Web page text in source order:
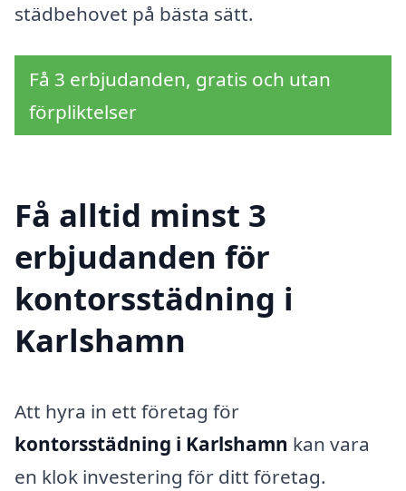
städbehovet på bästa sätt.
Få 3 erbjudanden, gratis och utan
förpliktelser
Få alltid minst 3
erbjudanden för
kontorsstädning i
Karlshamn
Att hyra in ett företag för
kontorsstädning i Karlshamn kan vara
en klok investering för ditt företag.